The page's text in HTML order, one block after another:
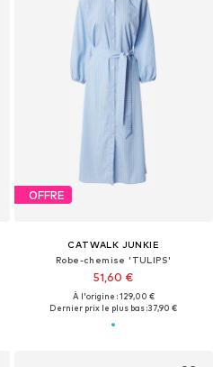
OFFRE
CATWALK JUNKIE
Robe-chemise 'TULIPS'
51,60 €
À l'origine : 129,00 €
Dernier prix le plus bas :37,90 €